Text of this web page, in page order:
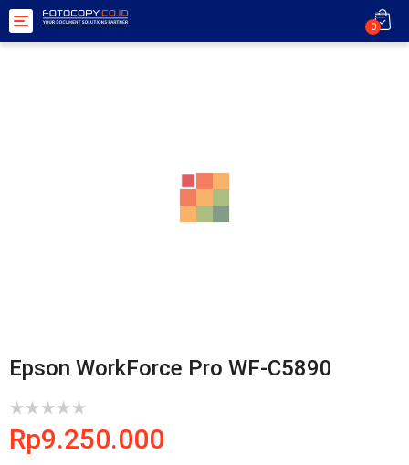
Toggle
navigation
0
Epson WorkForce Pro WF-C5890
Rp9.250.000